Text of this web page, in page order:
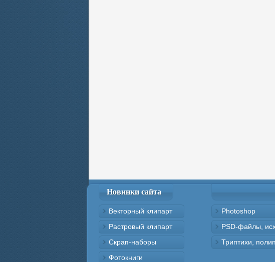
Новинки сайта
Векторный клипарт
Растровый клипарт
Скрап-наборы
Фотокниги
Photoshop
PSD-файлы,
Триптихи,